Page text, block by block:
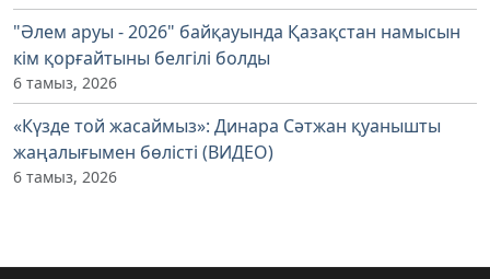
"Әлем аруы - 2026" байқауында Қазақстан намысын
кім қорғайтыны белгілі болды
6 тамыз, 2026
«Күзде той жасаймыз»: Динара Сәтжан қуанышты
жаңалығымен бөлісті (ВИДЕО)
6 тамыз, 2026